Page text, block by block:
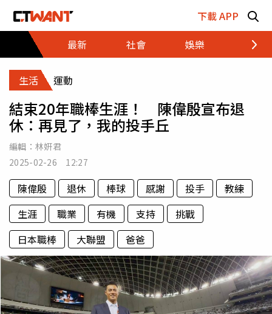
下載 APP
最新
社會 娛樂 財經
生活 運動
結束20年職棒生涯！ 陳偉殷宣布退
休：再見了，我的投手丘
編輯： 林姸君
2025-02-26 12:27
陳偉殷 退休 棒球 感謝 投手
教練
生涯
職業 有機 支持
挑戰
日本職棒
大聯盟 爸爸